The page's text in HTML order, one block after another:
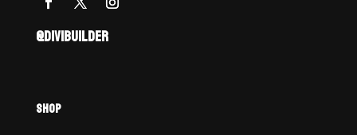
@DIVIBUILDER
SHOP